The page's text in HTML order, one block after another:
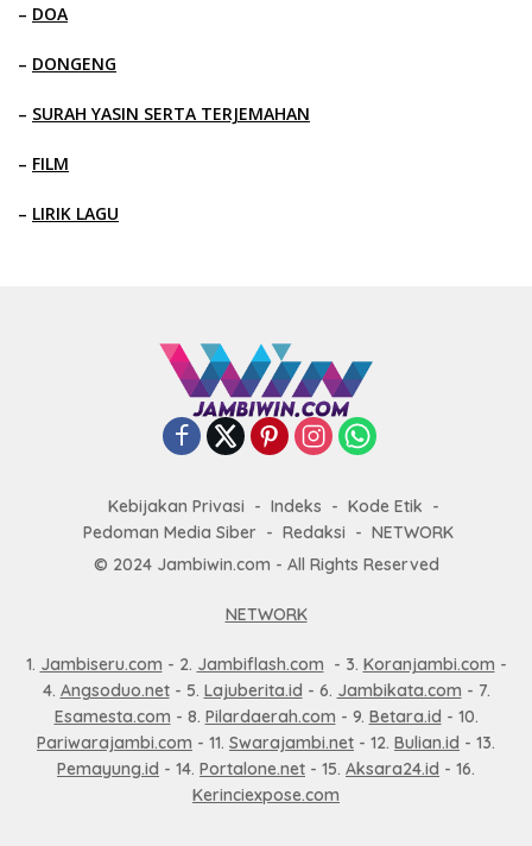
– DOA
– DONGENG
– SURAH YASIN SERTA TERJEMAHAN
– FILM
– LIRIK LAGU
Kebijakan Privasi Indeks
Kode Etik
Pedoman Media Siber
Redaksi
NETWORK
© 2024 Jambiwin.com - All Rights Reserved
NETWORK
1. Jambiseru.com - 2. Jambiflash.com - 3. Koranjambi.com -
4. Angsoduo.net- 5. Lajuberita.id - 6. Jambikata.com - 7.
Esamesta.com - 8. Pilardaerah.com - 9. Betara.id - 10.
Pariwarajambi.com - 11. Swarajambi.net - 12. Bulian.id - 13.
Pemayung.id - 14. Portalone.net - 15. Aksara24.id - 16.
Kerinciexpose.com